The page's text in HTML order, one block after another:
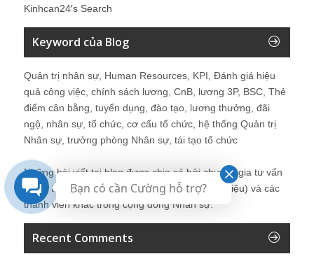
Kinhcan24′s Search
Keyword của Blog
Quản trị nhân sự, Human Resources, KPI, Đánh giá hiệu
quả công việc, chính sách lương, CnB, lương 3P, BSC, Thẻ
điểm cân bằng, tuyển dụng, đào tạo, lương thưởng, đãi
ngộ, nhân sự, tổ chức, cơ cấu tổ chức, hệ thống Quản trị
Nhân sự, trưởng phòng Nhân sự, tái tạo tổ chức
Những bài viết tại blog được chia sẻ bởi chuyên gia tư vấn
Quản trị Nhân sự Nguyễn Hùng Cường (giới thiệu) và các
thành viên khác trong cộng đồng Nhân sự.
Recent Comments
Bạn có cần Cường hỗ trợ?